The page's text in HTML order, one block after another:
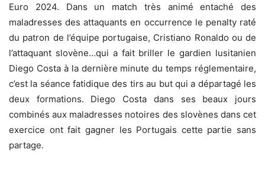
Euro 2024. Dans un match très animé entaché des
maladresses des attaquants en occurrence le penalty raté
du patron de l’équipe portugaise, Cristiano Ronaldo ou de
l’attaquant slovène…qui a fait briller le gardien lusitanien
Diego Costa à la dernière minute du temps réglementaire,
c’est la séance fatidique des tirs au but qui a départagé les
deux formations. Diego Costa dans ses beaux jours
combinés aux maladresses notoires des slovènes dans cet
exercice ont fait gagner les Portugais cette partie sans
partage.